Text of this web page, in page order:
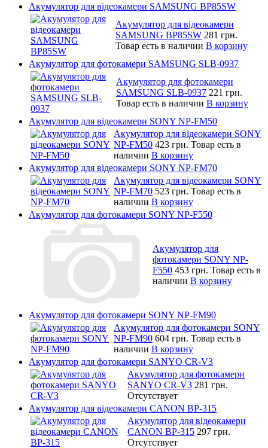
Акумулятор для відеокамери SAMSUNG BP85SW
Акумулятор для відеокамери
SAMSUNG BP85SW 281 грн.
Товар есть в наличии В корзину
Акумулятор для фотокамери SAMSUNG SLB-0937
Акумулятор для фотокамери
SAMSUNG SLB-0937 221 грн.
Товар есть в наличии В корзину
Акумулятор для відеокамери SONY NP-FM50
Акумулятор для відеокамери SONY
NP-FM50 423 грн. Товар есть в
наличии В корзину
Акумулятор для відеокамери SONY NP-FM70
Акумулятор для відеокамери SONY
NP-FM70 523 грн. Товар есть в
наличии В корзину
Акумулятор для фотокамери SONY NP-F550
Акумулятор для
фотокамери SONY NP-
F550 453 грн. Товар есть в
наличии В корзину
Акумулятор для фотокамери SONY NP-FM90
Акумулятор для фотокамери SONY
NP-FM90 604 грн. Товар есть в
наличии В корзину
Акумулятор для фотокамери SANYO CR-V3
Акумулятор для фотокамери
SANYO CR-V3 281 грн.
Отсутствует
Акумулятор для відеокамери CANON BP-315
Акумулятор для відеокамери
CANON BP-315 297 грн.
Отсутствует